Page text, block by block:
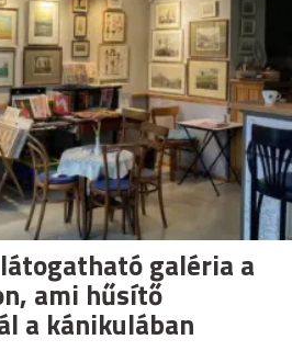
galéria a
ami hűsítő
a kánikulában